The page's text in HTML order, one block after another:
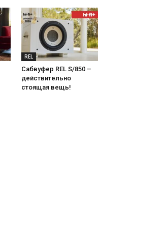
REL
Сабвуфер REL S/850 –
действительно
стоящая вещь!